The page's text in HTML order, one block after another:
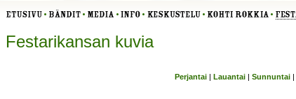
Festarikansan kuvia
Perjantai | Lauantai | Sunnuntai |